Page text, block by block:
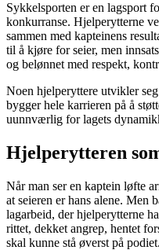
Sykkelsporten er en lagsport
konkurranse. Hjelperytterne
sammen med kapteinens
til å kjøre for seier, men
og belønnet med respekt,
Noen hjelperyttere utvikler
bygger hele karrieren på å
uunnværlig for lagets
Hjelperytteren
Når man ser en kaptein løfte
at seieren er hans alene. Men
lagarbeid, der hjelperytterne
rittet, dekket angrep, hentet
skal kunne stå øverst på podiet.